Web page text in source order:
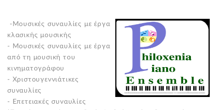
-Μουσικές συναυλίες με έργα
κλασικής μουσικής
- Μουσικές συναυλίες με έργα
από τη μουσική του
κινηματογράφου
- Χριστουγεννιάτικες
συναυλίες
- Επετειακές συναυλίες